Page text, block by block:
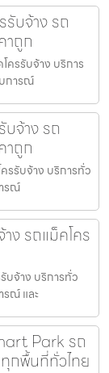
บจ้าง รถ
าถูก
ครรับจ้าง บริการ
การณ์
บจ้าง รถ
าถูก
ครรับจ้าง บริการทั่ว
รณ์
ง รถแม็คโคร
บจ้าง บริการทั่ว
รณ์ และ
Park รถ
ทุกพื้นที่ทั่วไทย